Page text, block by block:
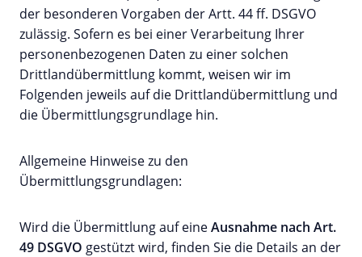
der besonderen Vorgaben der Artt. 44 ff. DSGVO
zulässig. Sofern es bei einer Verarbeitung Ihrer
personenbezogenen Daten zu einer solchen
Drittlandübermittlung kommt, weisen wir im
Folgenden jeweils auf die Drittlandübermittlung und
die Übermittlungsgrundlage hin.
Allgemeine Hinweise zu den
Übermittlungsgrundlagen:
Wird die Übermittlung auf eineAusnahme nach Art.
49 DSGVO gestützt wird, finden Sie die Details an der